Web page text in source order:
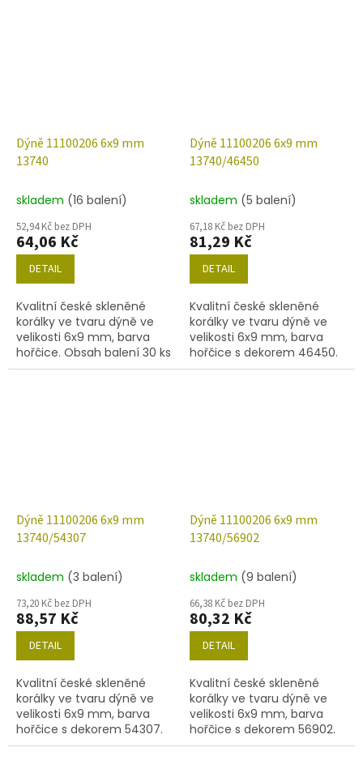
Dýně 11100206 6x9 mm
13740
skladem (16 balení)
52,94 Kč bez DPH
64,06 Kč
DETAIL
Kvalitní české skleněné
korálky ve tvaru dýně ve
velikosti 6x9 mm, barva
hořčice. Obsah balení 30 ks
nebo níže uvedené.
Dýně 11100206 6x9 mm
13740/46450
skladem (5 balení)
67,18 Kč bez DPH
81,29 Kč
DETAIL
Kvalitní české skleněné
korálky ve tvaru dýně ve
velikosti 6x9 mm, barva
hořčice s dekorem 46450.
Obsah balení 30 ks nebo
Dýně 11100206 6x9 mm
13740/54307
skladem (3 balení)
73,20 Kč bez DPH
88,57 Kč
DETAIL
Kvalitní české skleněné
korálky ve tvaru dýně ve
velikosti 6x9 mm, barva
hořčice s dekorem 54307.
Obsah balení 30 ks nebo
Dýně 11100206 6x9 mm
13740/56902
skladem (9 balení)
66,38 Kč bez DPH
80,32 Kč
DETAIL
Kvalitní české skleněné
korálky ve tvaru dýně ve
velikosti 6x9 mm, barva
hořčice s dekorem 56902.
Obsah balení 30 ks nebo